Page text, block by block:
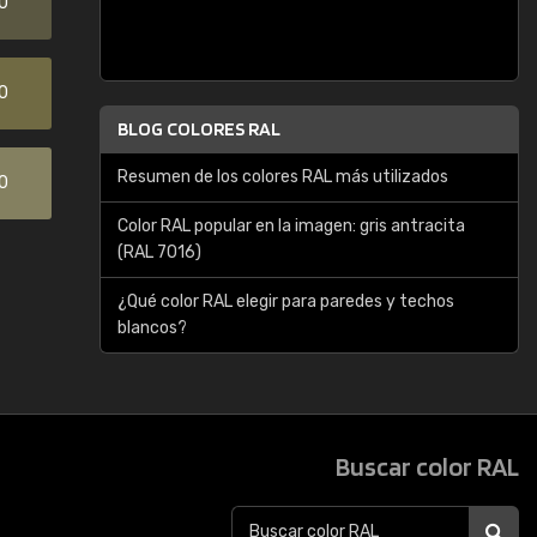
BLOG COLORES RAL
Resumen de los colores RAL más utilizados
Color RAL popular en la imagen: gris antracita
(RAL 7016)
¿Qué color RAL elegir para paredes y techos
blancos?
Buscar color RAL